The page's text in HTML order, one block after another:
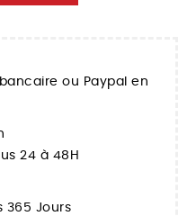
ou Paypal en
24 à 48H
365 Jours